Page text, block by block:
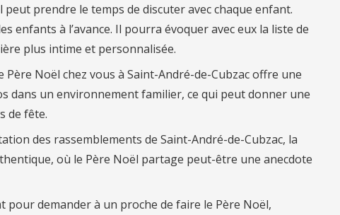
peut prendre le temps de discuter avec chaque enfant.
enfants à l’avance. Il pourra évoquer avec eux la liste de
plus intime et personnalisée.
Père Noël chez vous à Saint-André-de-Cubzac offre une
dans un environnement familier, ce qui peut donner une
de fête.
des rassemblements de Saint-André-de-Cubzac, la
où le Père Noël partage peut-être une anecdote
pour demander à un proche de faire le Père Noël,